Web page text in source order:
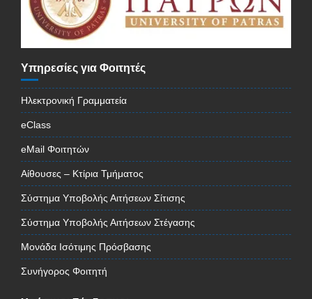
Υπηρεσίες για Φοιτητές
Ηλεκτρονική Γραμματεία
eClass
eMail Φοιτητών
Αίθουσες – Κτίρια Τμήματος
Σύστημα Υποβολής Αιτήσεων Σίτισης
Σύστημα Υποβολής Αιτήσεων Στέγασης
Μονάδα Ισότιμης Πρόσβασης
Συνήγορος Φοιτητή